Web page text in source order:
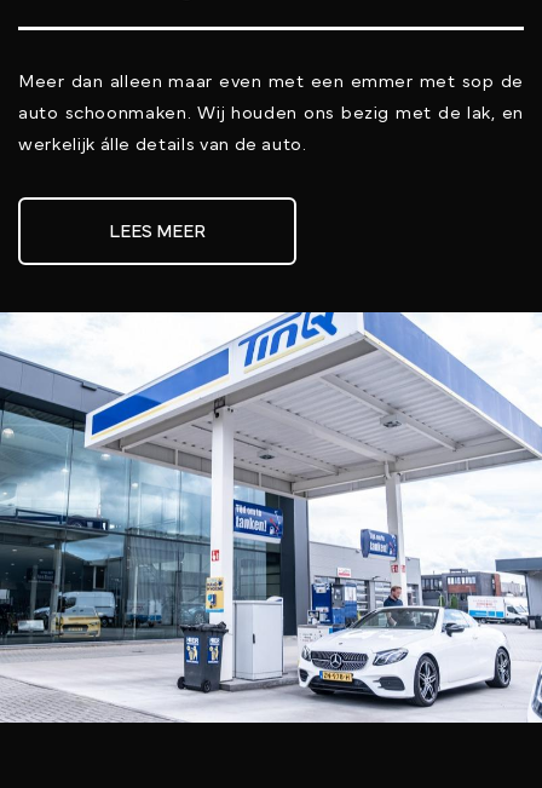
Meer dan alleen maar even met een emmer met sop de
auto schoonmaken. Wij houden ons bezig met de lak, en
werkelijk álle details van de auto.
LEES MEER